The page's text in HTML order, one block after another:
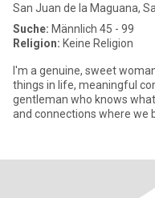
San Juan de la Maguana,
Suche: Männlich 45 - 99
Religion: Keine Religion
I'm a genuine, sweet
things in life, meaningful
gentleman who knows
and connections where we